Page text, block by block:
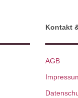
Kontakt
AGB